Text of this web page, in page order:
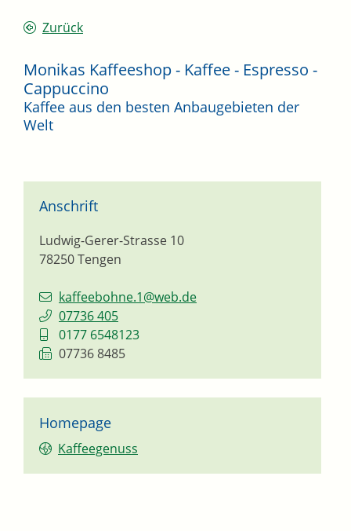
Zurück
Monikas Kaffeeshop - Kaffee - Espresso -
Cappuccino
Kaffee aus den besten Anbaugebieten der
Welt
Anschrift
Ludwig-Gerer-Strasse 10
78250Tengen
kaffeebohne.1@web.de
07736 405
0177 6548123
07736 8485
Homepage
Kaffeegenuss